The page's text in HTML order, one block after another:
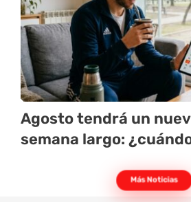
Agosto tendrá un
semana largo:
Más Noticias